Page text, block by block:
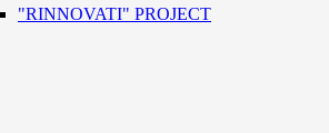
"RINNOVATI" PROJECT